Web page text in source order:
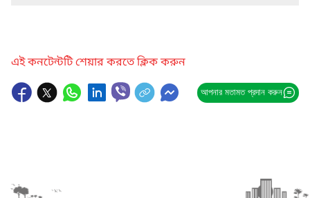
এই কনটেন্টটি শেয়ার করতে ক্লিক করুন
আপনার মতামত প্রদান করুন